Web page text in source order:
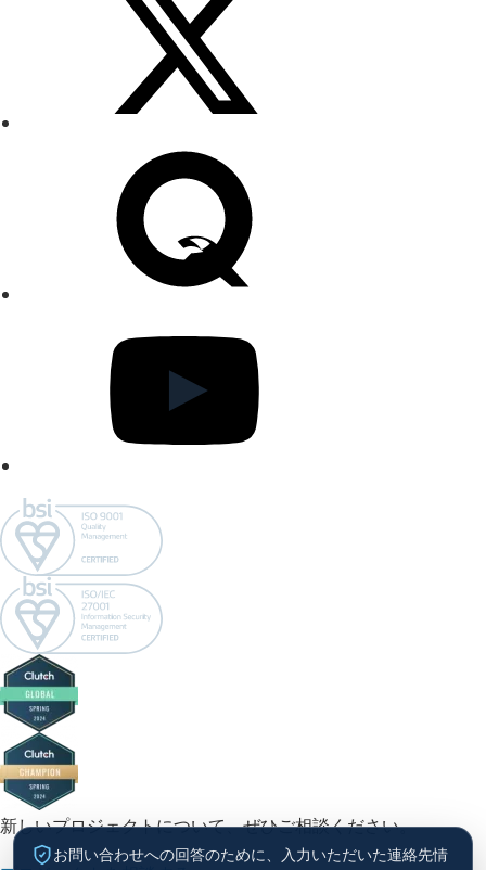
新しいプロジェクトについて、ぜひご相談ください。
お問い合わせへの回答のために、入力いただいた連絡先情